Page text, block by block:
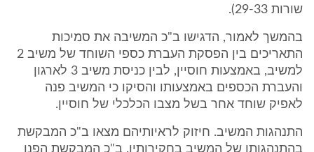
שורות 29-33).
בהמשך לאמור, הדגישו ב"כ המשיבה את סמיכות
התאריכים בין הפסקת העברת כספי השוחד של משיב 2
למשיב, באמצעות חוסיין, לבין כניסת משיב 3 לארגון
והעברת הכספים באמצעותו והסיקו כי המשיב פנה
לאפיק שוחד אחר בשל מצבו הכלכלי של חוסיין.
התנהגות המשיב. חיזוק לראיותיהם מצאו ב"כ המבקשת
בהתנהגותו של המשיב בחקירותיו. ב"כ המבקשת הפנו